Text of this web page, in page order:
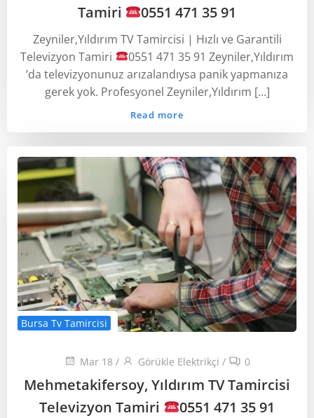
Tamiri
0551 471 35 91
Zeyniler,Yıldırım TV Tamircisi | Hızlı ve Garantili
Televizyon Tamiri
0551 471 35 91 Zeyniler,Yıldırım
’da televizyonunuz arızalandıysa panik yapmanıza
gerek yok. Profesyonel Zeyniler,Yıldırım […]
Read more
Bursa Tv Tamircisi
Mar 18 / Görükle Elektrikçi / 0
Mehmetakifersoy, Yıldırım TV Tamircisi
Televizyon Tamiri
0551 471 35 91